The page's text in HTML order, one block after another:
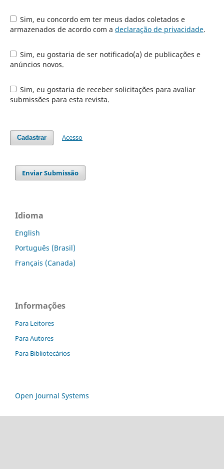
Sim, eu concordo em ter meus dados coletados e
armazenados de acordo com a declaração de privacidade.
Sim, eu gostaria de ser notificado(a) de publicações e
anúncios novos.
Sim, eu gostaria de receber solicitações para avaliar
submissões para esta revista.
Cadastrar Acesso
Enviar Submissão
Idioma
English
Português (Brasil)
Français (Canada)
Informações
Para Leitores
Para Autores
Para Bibliotecários
Open Journal Systems